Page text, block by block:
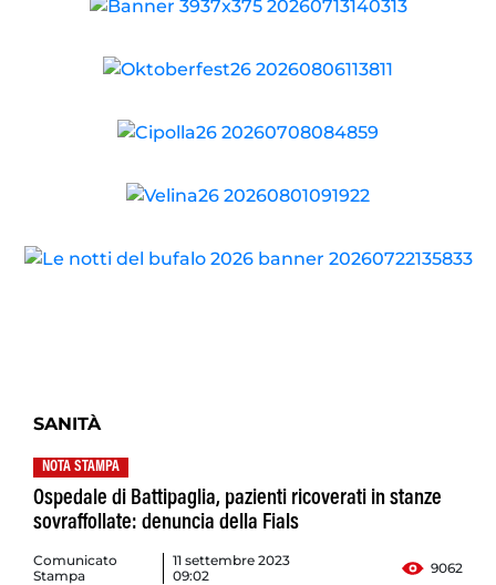
SANITÀ
NOTA STAMPA
Ospedale di Battipaglia, pazienti ricoverati in stanze
sovraffollate: denuncia della Fials
Comunicato
Stampa
11 settembre 2023
09:02
9062